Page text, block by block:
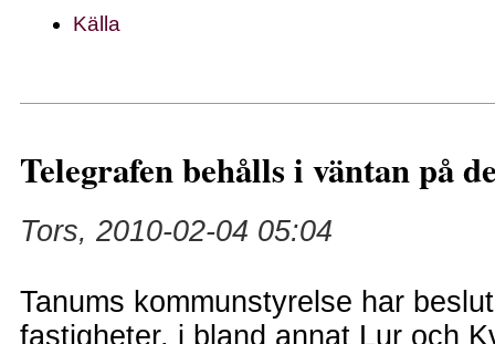
Källa
Telegrafen behålls i väntan på
Tors, 2010-02-04 05:04
Tanums kommunstyrelse har
fastigheter, i bland annat Lur och